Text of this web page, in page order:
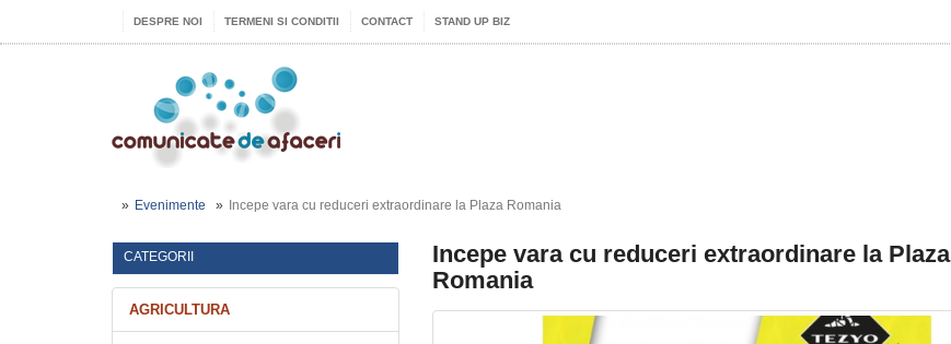
DESPRE NOI TERMENI SI CONDITII CONTACT STAND UP BIZ
Evenimente Incepe vara cu reduceri extraordinare la Plaza Romania
CATEGORII
AGRICULTURA
Incepe vara cu reduceri extraordinare la Plaza
Romania